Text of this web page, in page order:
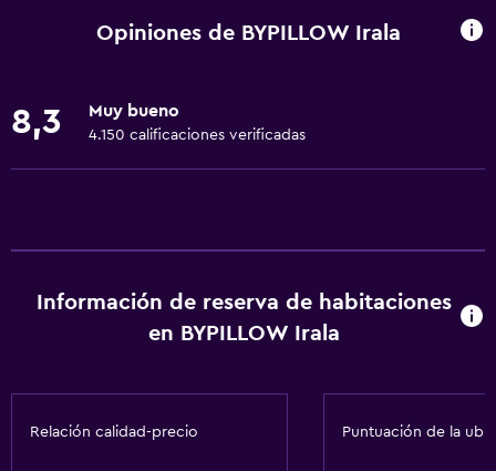
Artículos de aseo gratis
Aire acondicionado
General
Opiniones de BYPILLOW Irala
8,3 Muy bueno
4.150 calificaciones verificadas
Información de reserva de habitaciones
en BYPILLOW Irala
Relación calidad-precio Puntuación de la